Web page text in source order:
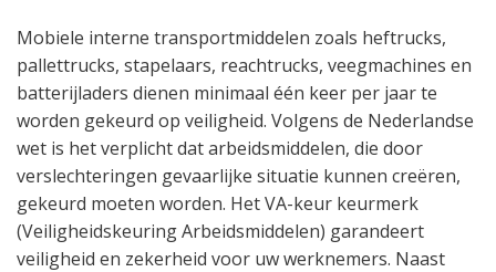
Mobiele interne transportmiddelen zoals heftrucks,
pallettrucks, stapelaars, reachtrucks, veegmachines en
batterijladers dienen minimaal één keer per jaar te
worden gekeurd op veiligheid. Volgens de Nederlandse
wet is het verplicht dat arbeidsmiddelen, die door
verslechteringen gevaarlijke situatie kunnen creëren,
gekeurd moeten worden. Het VA-keur keurmerk
(Veiligheidskeuring Arbeidsmiddelen) garandeert
veiligheid en zekerheid voor uw werknemers. Naast